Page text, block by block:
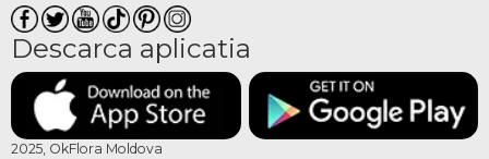
Descarca aplicatia
2025, OkFlora Moldova